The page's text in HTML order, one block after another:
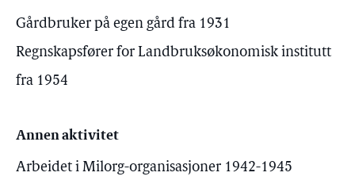
Gårdbruker på egen gård fra 1931
Regnskapsfører for Landbruksøkonomisk institutt
fra 1954
Annen aktivitet
Arbeidet i Milorg-organisasjoner 1942-1945